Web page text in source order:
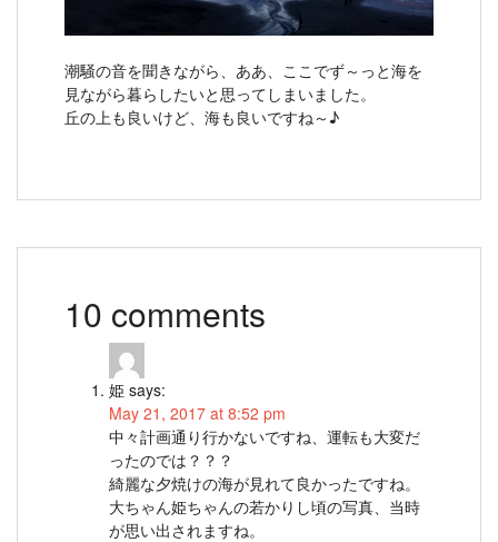
潮騒の音を聞きながら、ああ、ここでず～っと海を
見ながら暮らしたいと思ってしまいました。
丘の上も良いけど、海も良いですね～♪
10 comments
姫 says:
May 21, 2017 at 8:52 pm
中々計画通り行かないですね、運転も大変だ
ったのでは？？？
綺麗な夕焼けの海が見れて良かったですね。
大ちゃん姫ちゃんの若かりし頃の写真、当時
が思い出されますね。